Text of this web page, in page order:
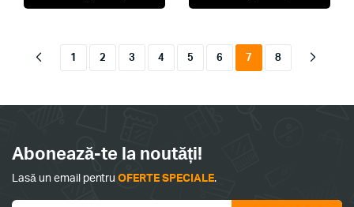
1 2 3 4 5 6 7 8
Abonează-te la noutăți!
Lasă un email pentruOFERTE SPECIALE.